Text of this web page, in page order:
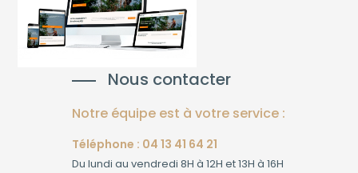
Nous contacter
Notre équipe est à votre service :
Téléphone : 04 13 41 64 21
Du lundi au vendredi 8H à 12H et 13H à 16H